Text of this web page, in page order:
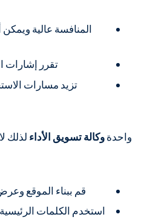
المنافسة عالية
تقرر إشارات
تزيد مسارات
واحدةوكالة تسويق الأداء لذلك
قم ببناء الموقع
استخدم الكلمات